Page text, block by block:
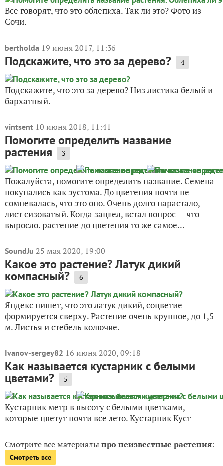
Все говорят, что это облепиха. Так ли это? Фото из
Сочи.
bertholda 19 июня 2017, 11:36
Подскажите, что это за дерево? 4
Подскажите, что это за дерево? Низ листика белый и
бархатный.
vintsent 10 июня 2018, 11:41
Помогите определить название
растения 3
Пожалуйста, помогите определить название. Семена
покупались как эустома. До цветения почти не
сомневалась, что это оно. Очень долго нарастало,
лист сизоватый. Когда зацвел, встал вопрос — что
выросло. растение до цветения то же самое...
SoundJu 25 мая 2020, 19:00
Какое это растение? Латук дикий
компасный? 6
Яндекс пишет, что это латук дикий, соцветие
формируется сверху. Растение очень крупное, до 1,5
м. Листья и стебель колючие.
Ivanov-sergey82 16 июня 2020, 09:18
Как называется кустарник с белыми
цветами? 5
Кустарник метр в высоту с белыми цветками,
которые цветут почти все лето. Кустарник Куст
Смотрите все материалыпро неизвестные растения:
Смотреть все